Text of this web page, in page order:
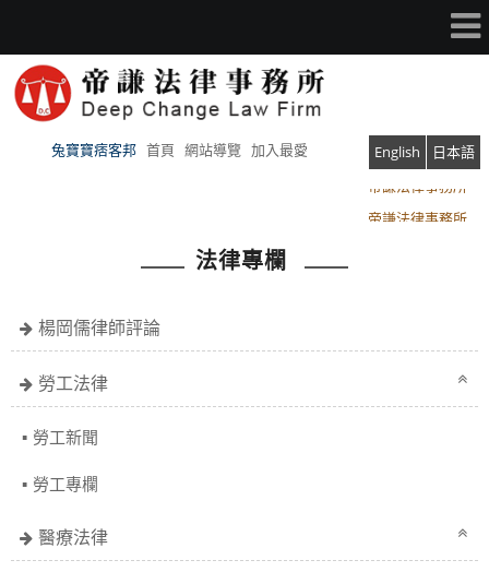
兔寶寶痞客邦 首頁 網站導覽 加入最愛 English
日本語
帝謙法律事務所
法律專欄
楊岡儒律師評論
勞工法律
勞工新聞
勞工專欄
醫療法律